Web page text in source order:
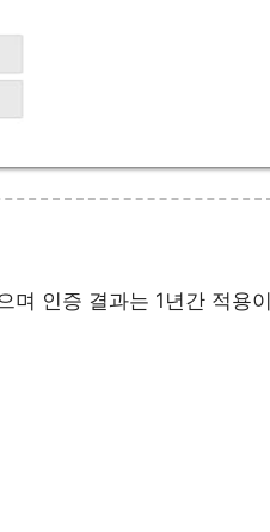
며 인증 결과는 1년간 적용이